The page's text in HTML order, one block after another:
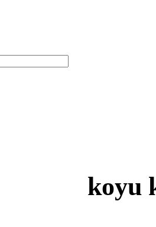
koyu